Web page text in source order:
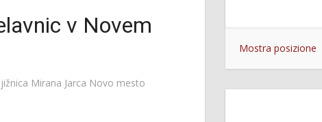
v Novem
Mirana Jarca Novo mesto
Mostra posizione